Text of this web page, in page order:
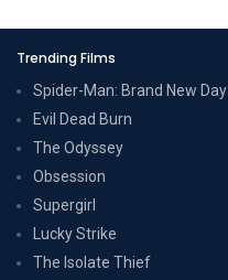
Trending Films
Spider-Man: Brand New Day
Evil Dead Burn
The Odyssey
Obsession
Supergirl
Lucky Strike
The Isolate Thief